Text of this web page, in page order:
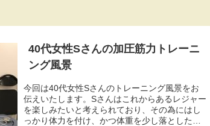
40代女性Sさんの加圧筋力トレーニ
ング風景
今回は40代女性Sさんのトレーニング風景をお
伝えいたします。Sさんはこれからあるレジャー
を楽しみたいと考えられており、その為にはし
っかり体力を付け、かつ体重を少し落としたい